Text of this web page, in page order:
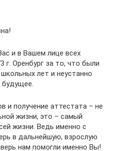
и в Вашем лице всех
Оренбург за то, что были
лет и неустанно
будущее.
и получение аттестата – не
жизни, это – самый
жизни. Ведь именно с
в дальнейшую, взрослую
нам помогли именно Вы!